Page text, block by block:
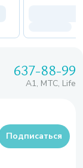
637-88-99
A1, МТС, Life
Подписаться